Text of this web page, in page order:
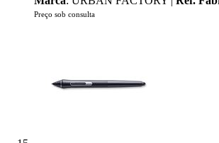
Preço sob consulta